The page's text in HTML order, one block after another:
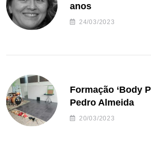
anos
24/03/2023
Formação ‘Body
Pedro Almeida
20/03/2023